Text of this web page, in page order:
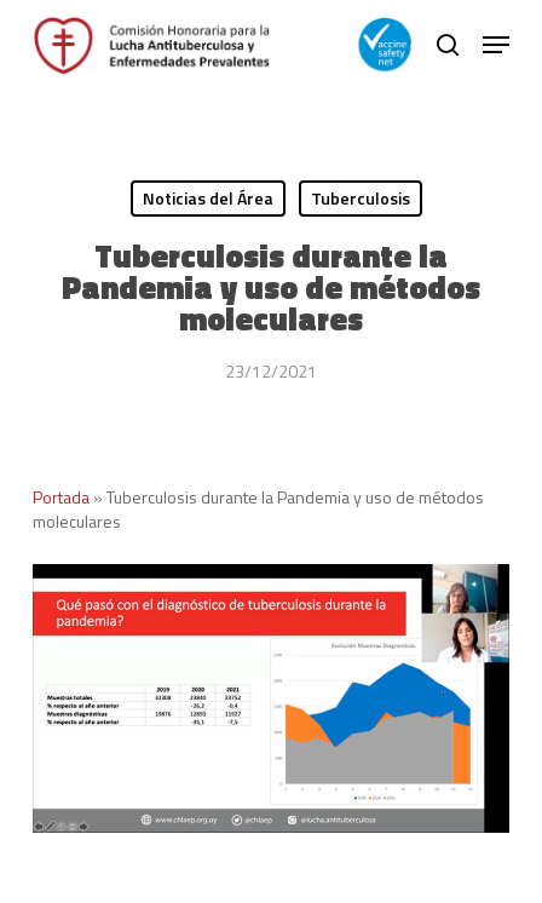
search
Menu
Noticias del Área Tuberculosis
Tuberculosis durante la
Pandemia y uso de métodos
moleculares
23/12/2021
Portada»Tuberculosis durante la Pandemia y uso de métodos
moleculares